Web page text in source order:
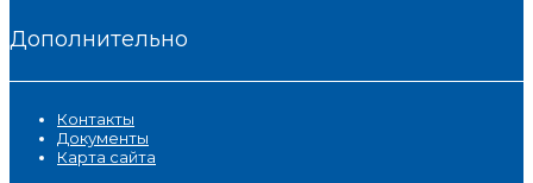
Дополнительно
Контакты
Документы
Карта сайта